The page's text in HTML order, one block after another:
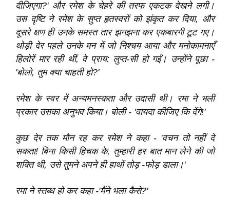
दीजिएगा?' और रमेश के चेहरे की तरफ एकटक देखने लगी।
उस दृष्टि ने रमेश के सुप्त हृतस्वरों को झंकृत कर दिया, और
दूसरे क्षण ही उनके समस्त तार झनझना कर एकबारगी टूट गए।
थोड़ी देर पहले उनके मन में जो निश्‍चय आया और मनोकामनाएँ
हिलोरें मार रही थीं, वे प्राय: लुप्त-सी हो गईं। उन्होंने पूछा -
'बोलो, तुम क्या चाहती हो?'
रमेश के स्वर में अन्यमनस्कता और उदासी थी। रमा ने भली
प्रकार उसका अनुभव किया। बोली - 'वायदा कीजिए कि देंगे!'
कुछ देर तक मौन रह कर रमेश ने कहा - 'वचन तो नहीं दे
सकता! बिना किसी हिचक के, तुम्हारी हर बात मान लेने की जो
शक्ति थी, उसे तुमने अपने ही हाथों तोड़ -फोड़ डाला।'
रमा ने स्तब्ध हो कर कहा -'मैंने भला कैसे?'